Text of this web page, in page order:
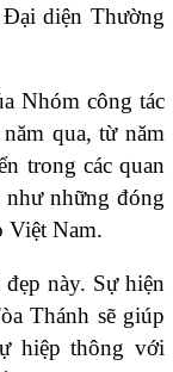
diện Thường
Nhóm công tác
qua, từ năm
trong các quan
như những đóng
Việt Nam.
này. Sự hiện
Thánh sẽ giúp
hiệp thông với